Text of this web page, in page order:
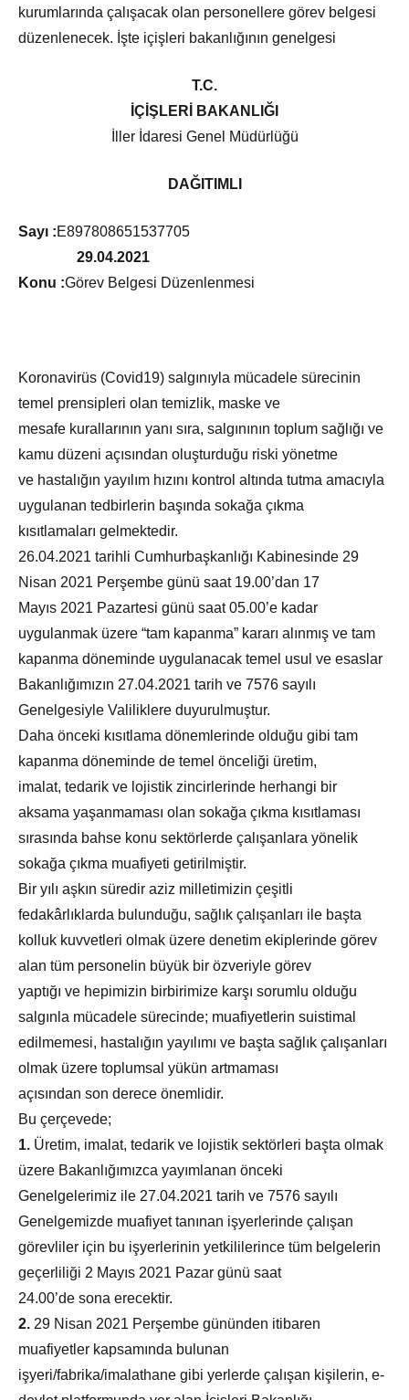
kurumlarında çalışacak olan personellere görev belgesi
düzenlenecek. İşte içişleri bakanlığının genelgesi
T.C.
İÇİŞLERİ BAKANLIĞI
İller İdaresi Genel Müdürlüğü
DAĞITIMLI
Sayı :E­89780865­153­7705
29.04.2021
Konu :Görev Belgesi Düzenlenmesi
Koronavirüs (Covid­19) salgınıyla mücadele sürecinin
temel prensipleri olan temizlik, maske ve
mesafe kurallarının yanı sıra, salgınının toplum sağlığı ve
kamu düzeni açısından oluşturduğu riski yönetme
ve hastalığın yayılım hızını kontrol altında tutma amacıyla
uygulanan tedbirlerin başında sokağa çıkma
kısıtlamaları gelmektedir.
26.04.2021 tarihli Cumhurbaşkanlığı Kabinesinde 29
Nisan 2021 Perşembe günü saat 19.00’dan 17
Mayıs 2021 Pazartesi günü saat 05.00’e kadar
uygulanmak üzere “tam kapanma” kararı alınmış ve tam
kapanma döneminde uygulanacak temel usul ve esaslar
Bakanlığımızın 27.04.2021 tarih ve 7576 sayılı
Genelgesiyle Valiliklere duyurulmuştur.
Daha önceki kısıtlama dönemlerinde olduğu gibi tam
kapanma döneminde de temel önceliği üretim,
imalat, tedarik ve lojistik zincirlerinde herhangi bir
aksama yaşanmaması olan sokağa çıkma kısıtlaması
sırasında bahse konu sektörlerde çalışanlara yönelik
sokağa çıkma muafiyeti getirilmiştir.
Bir yılı aşkın süredir aziz milletimizin çeşitli
fedakârlıklarda bulunduğu, sağlık çalışanları ile başta
kolluk kuvvetleri olmak üzere denetim ekiplerinde görev
alan tüm personelin büyük bir özveriyle görev
yaptığı ve hepimizin birbirimize karşı sorumlu olduğu
salgınla mücadele sürecinde; muafiyetlerin suistimal
edilmemesi, hastalığın yayılımı ve başta sağlık çalışanları
olmak üzere toplumsal yükün artmaması
açısından son derece önemlidir.
Bu çerçevede;
1. Üretim, imalat, tedarik ve lojistik sektörleri başta olmak
üzere Bakanlığımızca yayımlanan önceki
Genelgelerimiz ile 27.04.2021 tarih ve 7576 sayılı
Genelgemizde muafiyet tanınan işyerlerinde çalışan
görevliler için bu işyerlerinin yetkililerince tüm belgelerin
geçerliliği 2 Mayıs 2021 Pazar günü saat
24.00’de sona erecektir.
2. 29 Nisan 2021 Perşembe gününden itibaren
muafiyetler kapsamında bulunan
işyeri/fabrika/imalathane gibi yerlerde çalışan kişilerin, e­